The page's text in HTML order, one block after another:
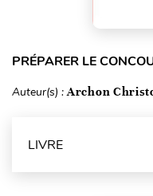
PRÉPARER LE
Auteur(s) :Archon
LIVRE